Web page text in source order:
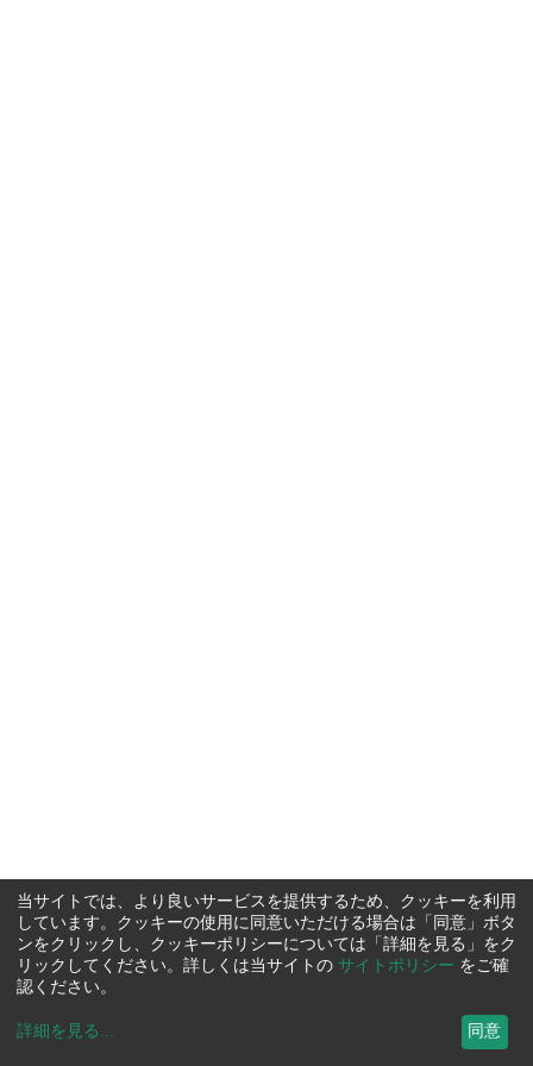
当サイトでは、より良いサービスを提供するため、クッキーを利用
しています。クッキーの使用に同意いただける場合は「同意」ボタ
ンをクリックし、クッキーポリシーについては「詳細を見る」をク
リックしてください。詳しくは当サイトの サイトポリシー をご確
認ください。
詳細を見る ... 同意